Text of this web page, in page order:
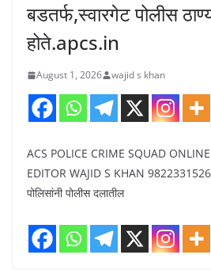
बडतर्फ,स्वारगेट पोलीस
होते.apcs.in
August 1, 2026 wajid s khan
ACS POLICE CRIME SQUAD
EDITOR WAJID S KHAN 9822331526
पोलिसांनी पोलीस दलातील